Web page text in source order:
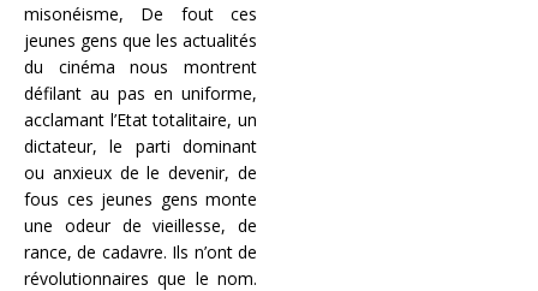
misonéisme, De fout ces
jeunes gens que les actualités
du cinéma nous montrent
défilant au pas en uniforme,
acclamant l’Etat totalitaire, un
dictateur, le parti dominant
ou anxieux de le devenir, de
fous ces jeunes gens monte
une odeur de vieillesse, de
rance, de cadavre. Ils n’ont de
révolutionnaires que le nom.